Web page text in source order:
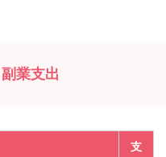
業支出
支